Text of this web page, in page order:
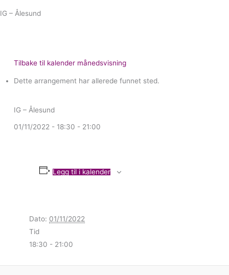
IG – Ålesund
Tilbake til kalender månedsvisning
Dette arrangement har allerede funnet sted.
IG – Ålesund
01/11/2022 - 18:30 - 21:00
Legg til i kalender
Dato: 01/11/2022
Tid
18:30 - 21:00